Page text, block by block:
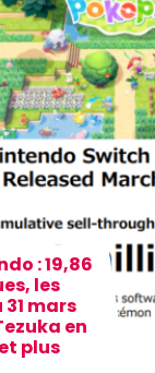
: 19,86
les
mars
en
plus